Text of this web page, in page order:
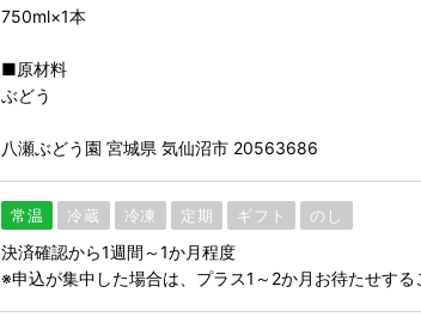
750ml×1本
■原材料
ぶどう
八瀬ぶどう園 宮城県 気仙沼市 20563686
常温 冷蔵 冷凍 定期 ギフト のし
決済確認から1週間～1か月程度
※申込が集中した場合は、プラス1～2か月お待たせする